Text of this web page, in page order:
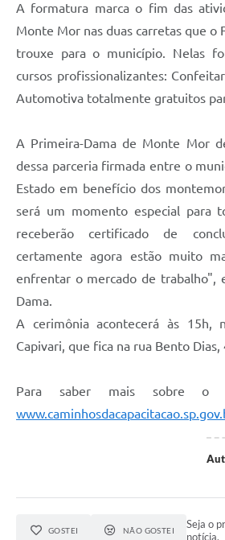
A formatura marca o fim das
Monte Mor nas duas carretas que o
trouxe para o município. Nelas
cursos profissionalizantes:
Automotiva totalmente gratuitos
A Primeira-Dama de Monte Mor
dessa parceria firmada entre o
Estado em benefício dos
será um momento especial para
receberão certificado de
certamente agora estão muito
enfrentar o mercado de trabalho",
Dama.
A cerimônia acontecerá às 15h,
Capivari, que fica na rua Bento Dias,
Para saber mais sobre o
GOSTEI NÃO GOSTEI
Seja o
notícia.